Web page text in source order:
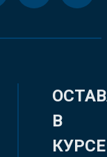
В
КУРСЕ